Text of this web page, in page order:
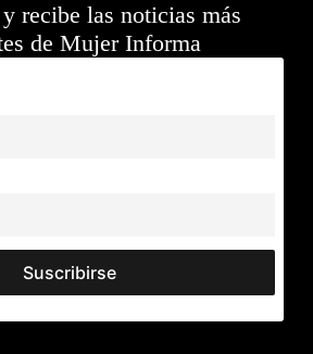
recibe las noticias más
de Mujer Informa